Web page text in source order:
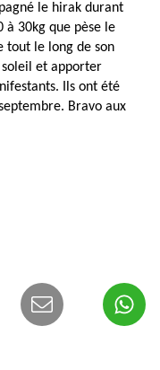
le hirak durant
à 30kg que pèse le
tout le long de son
et apporter
Ils ont été
Bravo aux